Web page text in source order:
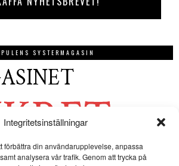
Integritetsinställningar
förbättra din användarupplevelse, anpassa
analysera vår trafik. Genom att trycka på
SYSTERMAGASIN